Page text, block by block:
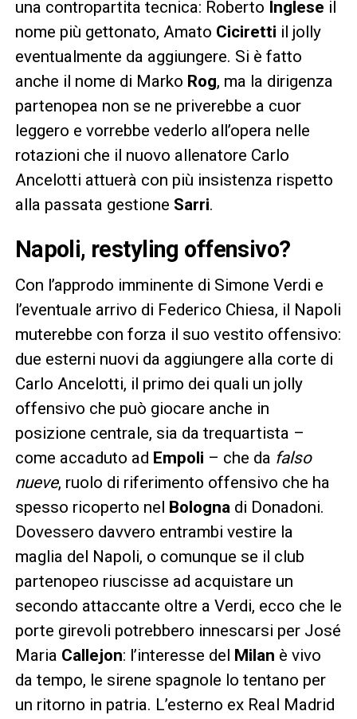
una contropartita tecnica: Roberto Inglese il
nome più gettonato, Amato Ciciretti il jolly
eventualmente da aggiungere. Si è fatto
anche il nome di Marko Rog, ma la dirigenza
partenopea non se ne priverebbe a cuor
leggero e vorrebbe vederlo all’opera nelle
rotazioni che il nuovo allenatore Carlo
Ancelotti attuerà con più insistenza rispetto
alla passata gestione Sarri.
Napoli, restyling offensivo?
Con l’approdo imminente di Simone Verdi e
l’eventuale arrivo di Federico Chiesa, il Napoli
muterebbe con forza il suo vestito offensivo:
due esterni nuovi da aggiungere alla corte di
Carlo Ancelotti, il primo dei quali un jolly
offensivo che può giocare anche in
posizione centrale, sia da trequartista –
come accaduto ad Empoli – che da falso
nueve, ruolo di riferimento offensivo che ha
spesso ricoperto nel
Bolognadi Donadoni.
Dovessero davvero entrambi vestire la
maglia del Napoli, o comunque se il club
partenopeo riuscisse ad acquistare un
secondo attaccante oltre a Verdi, ecco che le
porte girevoli potrebbero innescarsi per José
Maria Callejon: l’interesse del Milan è vivo
da tempo, le sirene spagnole lo tentano per
un ritorno in patria. L’esterno ex Real Madrid